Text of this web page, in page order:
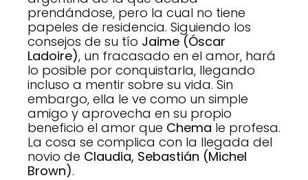
prendándose, pero la cual no tiene
papeles de residencia. Siguiendo los
consejos de su tío Jaime (Óscar
Ladoire), un fracasado en el amor, hará
lo posible por conquistarla, llegando
incluso a mentir sobre su vida. Sin
embargo, ella le ve como un simple
amigo y aprovecha en su propio
beneficio el amor que Chema le profesa.
La cosa se complica con la llegada del
novio de Claudia, Sebastián (Michel
Brown).